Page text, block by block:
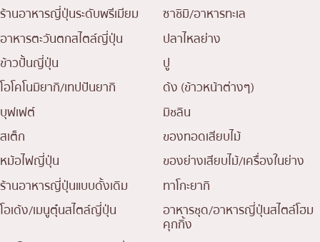
ร้านอาหารญี่ปุ่นระดับพรีเมียม
ซาชิมิ/อาหารทะเล
อาหารตะวันตกสไตล์ญี่ปุ่น
ปลาไหลย่าง
ข้าวปั้นญี่ปุ่น
ปู
โอโคโนมิยากิ/เทปปันยากิ
ด้ง (ข้าวหน้าต่างๆ)
บุฟเฟต์
มิชลิน
สเต็ก
ของทอดเสียบไม้
หม้อไฟญี่ปุ่น
ของย่างเสียบไม้/เครื่องในย่าง
ร้านอาหารญี่ปุ่นแบบดั้งเดิม
ทาโกะยากิ
โอเด้ง/เมนูตุ๋นสไตล์ญี่ปุ่น
อาหารชุด/อาหารญี่ปุ่นสไตล์โฮม
คุกกิ้ง